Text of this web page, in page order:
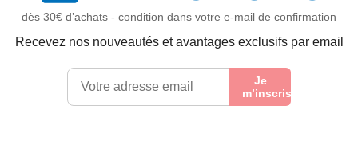
dès 30€ d’achats - condition dans votre e-mail de confirmation
Recevez nos nouveautés et avantages exclusifs par email
Je
m’inscris